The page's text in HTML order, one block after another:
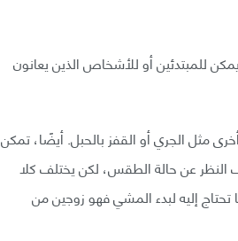
للمبتدئين أو للأشخاص الذين يعانون
مثل الجري أو القفز بالحبل. أيضًا، تمكن
النظر عن حالة الطقس، لكن يختلف كلا
تحتاج إليه لبدء المشي فهو زوجين من